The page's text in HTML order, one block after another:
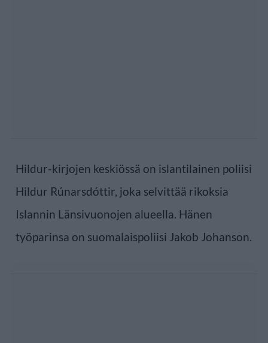
Hildur-kirjojen keskiössä on islantilainen poliisi
Hildur Rúnarsdóttir, joka selvittää rikoksia
Islannin Länsivuonojen alueella. Hänen
työparinsa on suomalaispoliisi Jakob Johanson.